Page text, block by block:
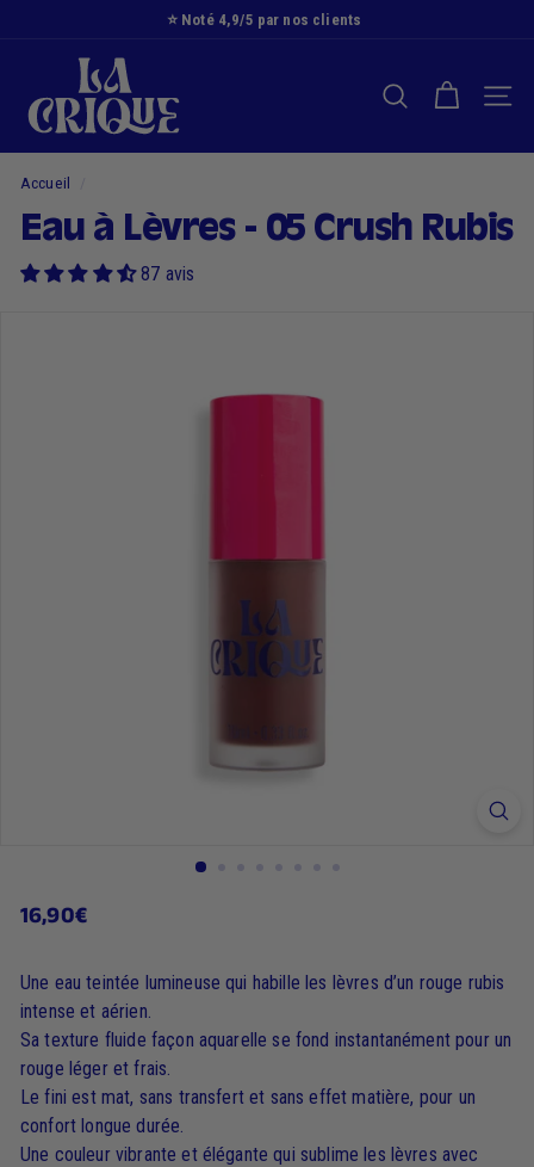
⭐️ Noté 4,9/5 par nos clients
a
C
r
i
q
u
e
RECHERCHER
Accueil
Eau à Lèvres - 05 Crush Rubis
87 avis
Prix
16,90€16,90€
Une eau teintée lumineuse qui habille les lèvres d’un rouge rubis
intense et aérien.
Sa texture fluide façon aquarelle se fond instantanément pour un
rouge léger et frais.
Le fini est mat, sans transfert et sans effet matière, pour un
confort longue durée.
Une couleur vibrante et élégante qui sublime les lèvres avec